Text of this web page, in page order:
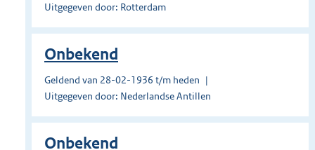
Uitgegeven door: Rotterdam
Onbekend
Geldend van 28-02-1936 t/m heden
Uitgegeven door: Nederlandse Antillen
Onbekend